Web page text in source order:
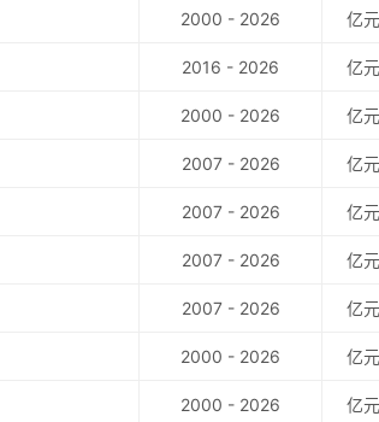
2000 - 2026 亿元
2016 - 2026 亿元
2000 - 2026 亿元
2007 - 2026 亿元
2007 - 2026 亿元
2007 - 2026 亿元
2007 - 2026 亿元
2000 - 2026 亿元
2000 - 2026 亿元